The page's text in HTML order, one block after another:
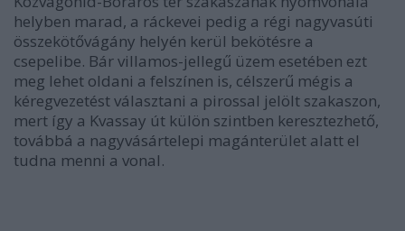
helyben marad, a ráckevei pedig a régi nagyvasúti
összekötővágány helyén kerül bekötésre a
csepelibe. Bár villamos-jellegű üzem esetében ezt
meg lehet oldani a felszínen is, célszerű mégis a
kéregvezetést választani a pirossal jelölt szakaszon,
mert így a Kvassay út külön szintben keresztezhető,
továbbá a nagyvásártelepi magánterület alatt el
tudna menni a vonal.